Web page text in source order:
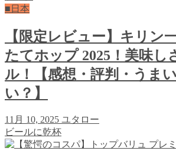
■日本
【限定レビュー】キリン
たてホップ 2025！美味し
ル！【感想・評判・うま
い？】
11月 10, 2025 ユタロー
ビールに乾杯